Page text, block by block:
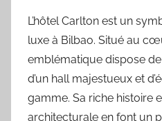
L’hôtel Carlton est un
luxe à Bilbao. Situé au
emblématique dispose
d’un hall majestueux et
gamme. Sa riche histoire
architecturale en font un